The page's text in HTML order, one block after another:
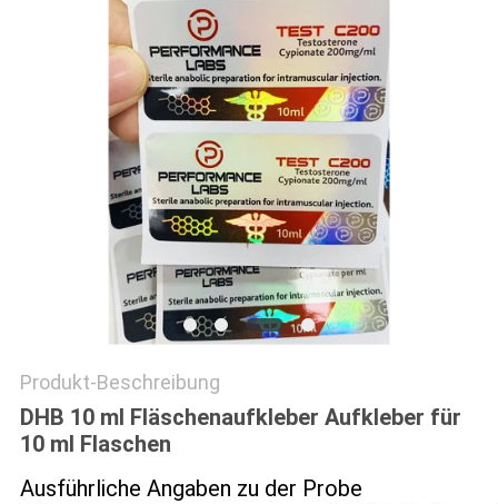
PRIVACY
Produkt-Beschreibung
DHB 10 ml Fläschenaufkleber Aufkleber für
10 ml Flaschen
Ausführliche Angaben zu der Probe